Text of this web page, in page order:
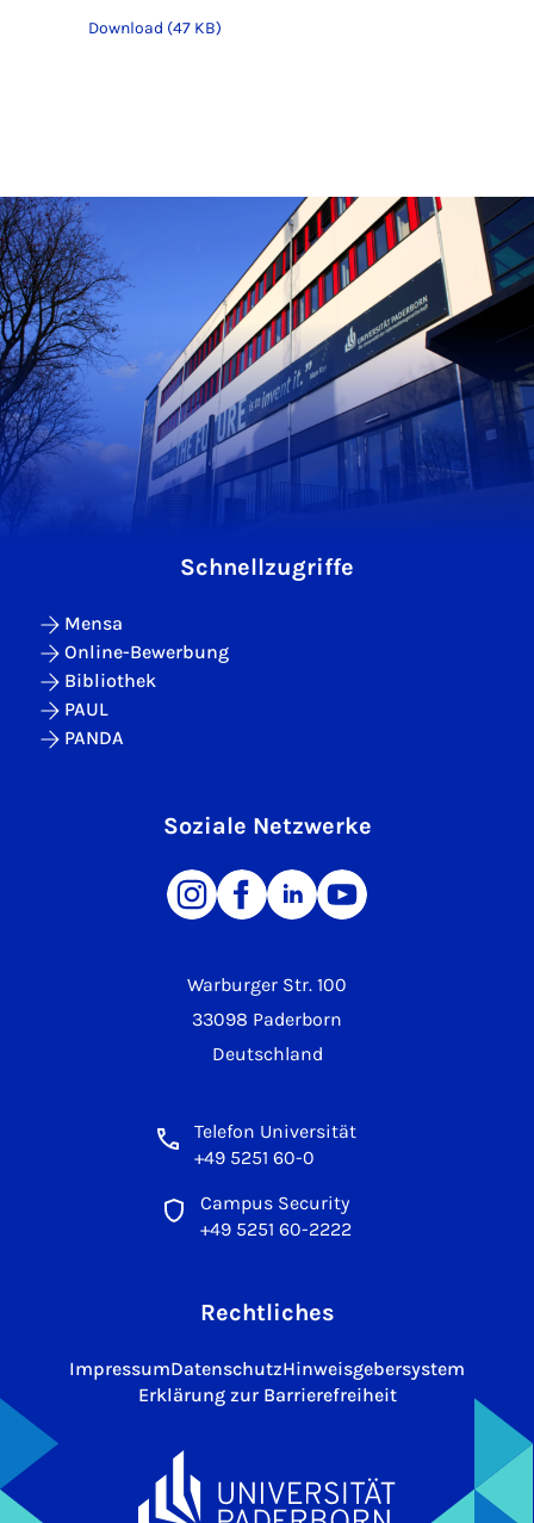
Download (47 KB)
Warburger Str. 100
33098 Paderborn
Deutschland
Telefon Universität
+49 5251 60-0
Campus Security
+49 5251 60-2222
Schnellzugriffe
Mensa
Online-Bewerbung
Bibliothek
PAUL
PANDA
Soziale Netzwerke
Rechtliches
ImpressumDatenschutzHinweisgebersystem
Erklärung zur Barrierefreiheit